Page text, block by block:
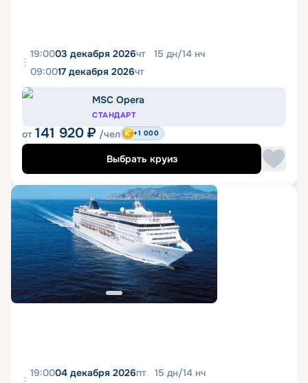
19:0003 декабря 2026чт 15 дн/14 нч
09:0017 декабря 2026чт
MSC Opera
СТАНДАРТ
от 141 920 ₽ /чел +1 000
Выбрать круиз
19:0004 декабря 2026пт 15 дн/14 нч